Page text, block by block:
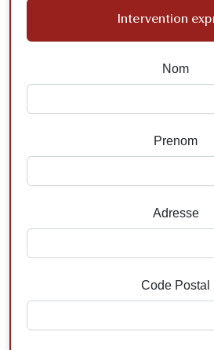
Intervention
Nom
Prenom
Adresse
Code Postal